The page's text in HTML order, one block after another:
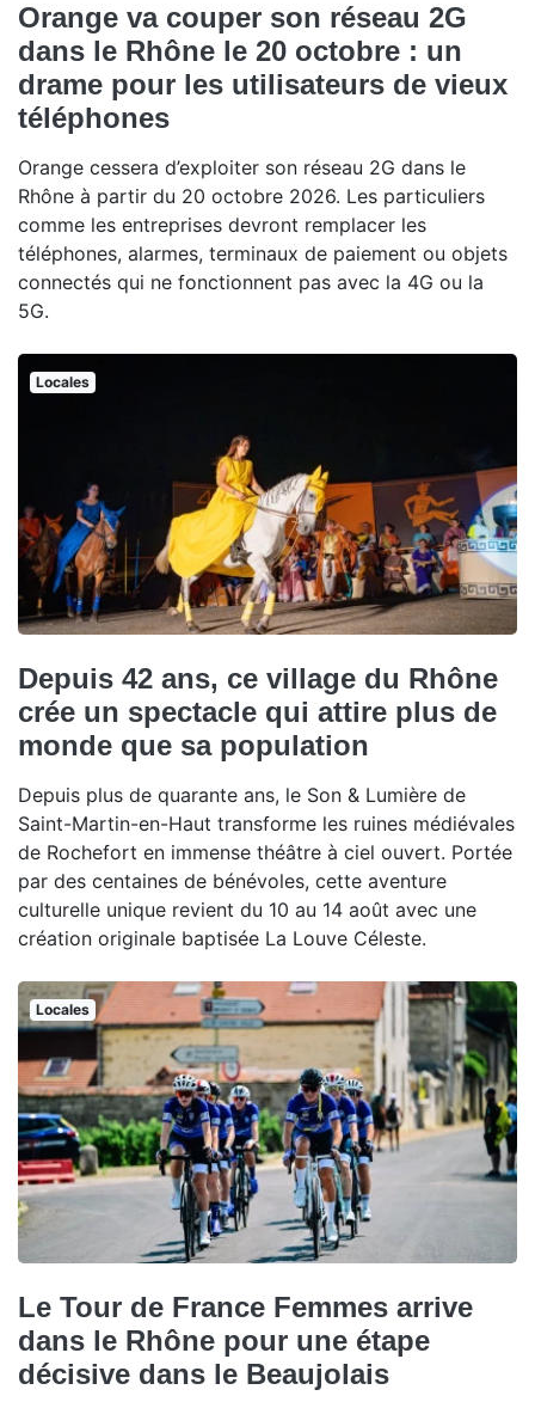
Orange va couper son réseau 2G
dans le Rhône le 20 octobre : un
drame pour les utilisateurs de vieux
téléphones
Orange cessera d’exploiter son réseau 2G dans le
Rhône à partir du 20 octobre 2026. Les particuliers
comme les entreprises devront remplacer les
téléphones, alarmes, terminaux de paiement ou objets
connectés qui ne fonctionnent pas avec la 4G ou la
5G.
Locales
Depuis 42 ans, ce village du Rhône
crée un spectacle qui attire plus de
monde que sa population
Depuis plus de quarante ans, le Son & Lumière de
Saint-Martin-en-Haut transforme les ruines médiévales
de Rochefort en immense théâtre à ciel ouvert. Portée
par des centaines de bénévoles, cette aventure
culturelle unique revient du 10 au 14 août avec une
création originale baptisée La Louve Céleste.
Locales
Le Tour de France Femmes arrive
dans le Rhône pour une étape
décisive dans le Beaujolais